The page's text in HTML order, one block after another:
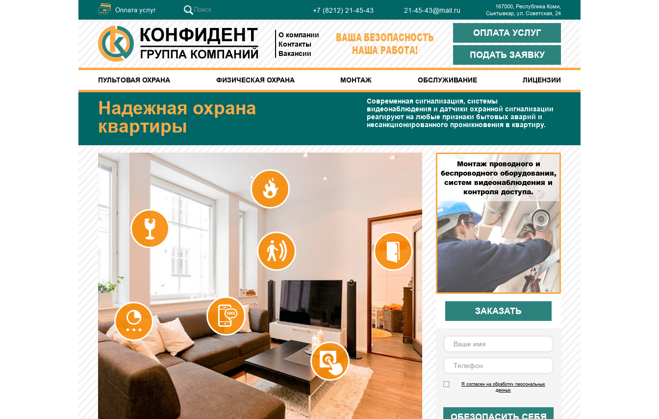
Оплата услуг +7 (8212) 21-45-43 21-45-43@mail.ru
167000, Республика Коми,
Сыктывкар, ул. Советская, 24
О компании
Контакты
Вакансии
ВАША БЕЗОПАСНОСТЬ
НАША РАБОТА!
ОПЛАТА УСЛУГ
ПОДАТЬ ЗАЯВКУ
ПУЛЬТОВАЯ ОХРАНА ФИЗИЧЕСКАЯ ОХРАНА МОНТАЖ ОБСЛУЖИВАНИЕ ЛИЦЕНЗИИ
Надежная охрана
квартиры
Современная сигнализация, системы
видеонаблюдения и датчики охранной сигнализации
реагируют на любые признаки бытовых аварий и
несанкционированного проникновения в квартиру.
Монтаж проводного и
беспроводного оборудования,
систем видеонаблюдения и
контроля доступа.
ЗАКАЗАТЬ
Я согласен на обработку персональных
данных
ОБЕЗОПАСИТЬ СЕБЯ